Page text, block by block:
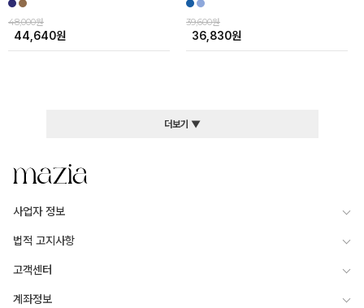
48,000원
44,640원
39,600원
36,830원
더보기 ▼
사업자 정보
법적 고지사항
고객센터
계좌정보